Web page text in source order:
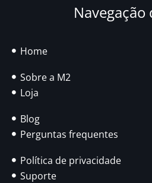
Navegação
Home
Sobre a M2
Loja
Blog
Perguntas frequentes
Política de privacidade
Suporte